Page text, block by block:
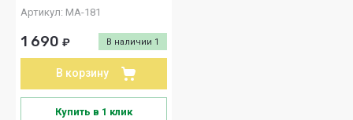
Артикул: MA-181
В наличии 1
1 690 ₽
В корзину
Купить в 1 клик